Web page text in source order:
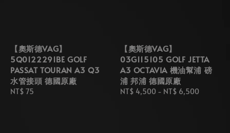
【奧斯德VAG】
5Q0122291BE GOLF
PASSAT TOURAN A3 Q3
水管接頭 德國原廠
Regular
NT$ 75
【奧斯德VAG】
03G115105 GOLF JETTA
A3 OCTAVIA 機油幫浦 磅
浦 邦浦 德國原廠
Regular
NT$ 4,500 - NT$ 6,500